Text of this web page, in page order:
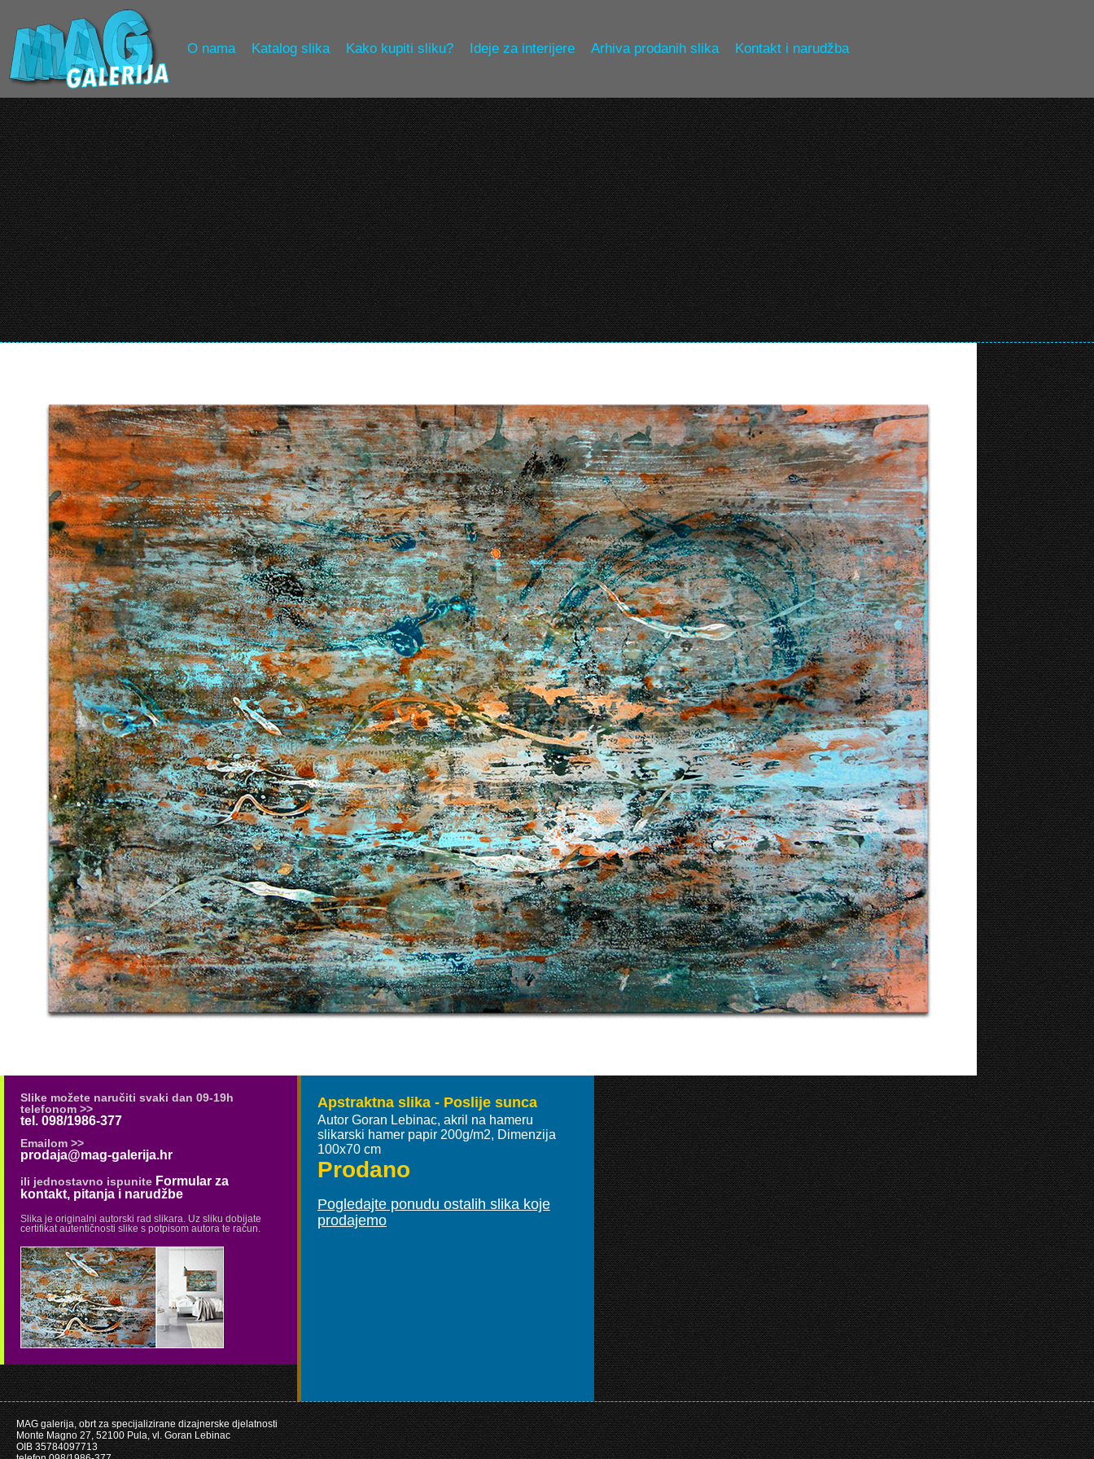
O nama Katalog slika Kako kupiti sliku? Ideje za interijere Arhiva prodanih slika Kontakt i narudžba
Slike možete naručiti svaki dan 09-19h
telefonom >>
tel. 098/1986-377
Emailom >>
prodaja@mag-galerija.hr
ili jednostavno ispunite Formular za
kontakt, pitanja i narudžbe
Slika je originalni autorski rad slikara. Uz sliku dobijate
certifikat autentičnosti slike s potpisom autora te račun.
Apstraktna slika - Poslije sunca
Autor Goran Lebinac, akril na hameru
slikarski hamer papir 200g/m2, Dimenzija
100x70 cm
Prodano
Pogledajte ponudu ostalih slika koje
prodajemo
MAG galerija, obrt za specijalizirane dizajnerske djelatnosti
Monte Magno 27, 52100 Pula, vl. Goran Lebinac
OIB 35784097713